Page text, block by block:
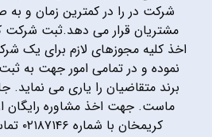
شرکت در را در کمترین زمان و به
مشتریان قرار می دهد.ثبت شرکت
اخذ کلیه مجوزهای لازم برای یک
نموده و در تمامی امور جهت به
برند متقاضیان را یاری می
ماست. جهت اخذ مشاوره
کریمخان با شماره ۰۲۱۸۷۱۴۶ تماس حاصل فرمایید.